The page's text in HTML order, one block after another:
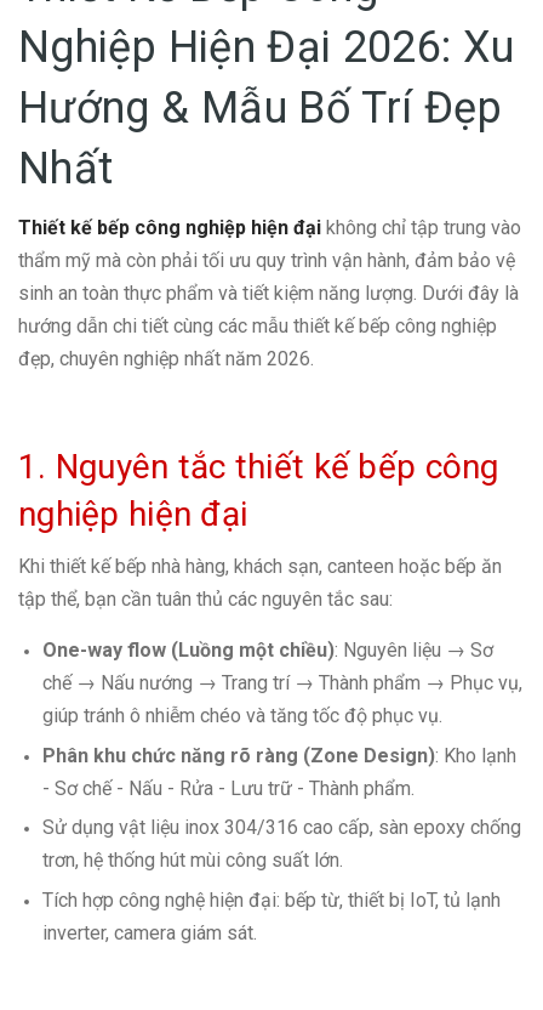
Nghiệp Hiện Đại 2026: Xu
Hướng & Mẫu Bố Trí Đẹp
Nhất
Thiết kế bếp công nghiệp hiện đại không chỉ tập trung vào
thẩm mỹ mà còn phải tối ưu quy trình vận hành, đảm bảo vệ
sinh an toàn thực phẩm và tiết kiệm năng lượng. Dưới đây là
hướng dẫn chi tiết cùng các mẫu thiết kế bếp công nghiệp
đẹp, chuyên nghiệp nhất năm 2026.
1. Nguyên tắc thiết kế bếp công
nghiệp hiện đại
Khi thiết kế bếp nhà hàng, khách sạn, canteen hoặc bếp ăn
tập thể, bạn cần tuân thủ các nguyên tắc sau:
One-way flow (Luồng một chiều): Nguyên liệu → Sơ
chế → Nấu nướng → Trang trí → Thành phẩm → Phục vụ,
giúp tránh ô nhiễm chéo và tăng tốc độ phục vụ.
Phân khu chức năng rõ ràng (Zone Design): Kho lạnh
- Sơ chế - Nấu - Rửa - Lưu trữ - Thành phẩm.
Sử dụng vật liệu inox 304/316 cao cấp, sàn epoxy chống
trơn, hệ thống hút mùi công suất lớn.
Tích hợp công nghệ hiện đại: bếp từ, thiết bị IoT, tủ lạnh
inverter, camera giám sát.